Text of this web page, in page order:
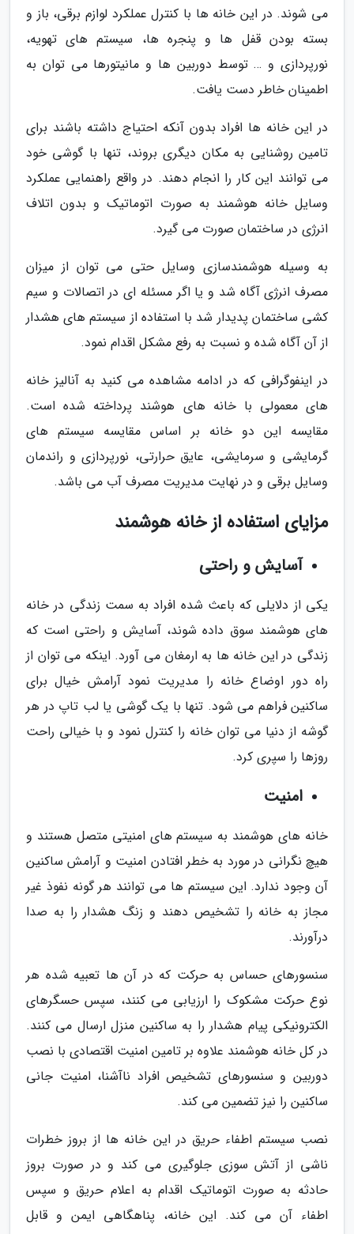
می شوند. در این خانه ها با کنترل عملکرد لوازم برقی، باز و
بسته بودن قفل ها و پنجره ها، سیستم های تهویه،
نورپردازی و … توسط دوربین ها و مانیتورها می توان به
اطمینان خاطر دست یافت.
در این خانه ها افراد بدون آنکه احتیاج داشته باشند برای
تامین روشنایی به مکان دیگری بروند، تنها با گوشی خود
می توانند این کار را انجام دهند. در واقع راهنمایی عملکرد
وسایل خانه هوشمند به صورت اتوماتیک و بدون اتلاف
انرژی در ساختمان صورت می گیرد.
به وسیله هوشمندسازی وسایل حتی می توان از میزان
مصرف انرژی آگاه شد و یا اگر مسئله ای در اتصالات و سیم
کشی ساختمان پدیدار شد با استفاده از سیستم های هشدار
از آن آگاه شده و نسبت به رفع مشکل اقدام نمود.
در اینفوگرافی که در ادامه مشاهده می کنید به آنالیز خانه
های معمولی با خانه های هوشند پرداخته شده است.
مقایسه این دو خانه بر اساس مقایسه سیستم های
گرمایشی و سرمایشی، عایق حرارتی، نورپردازی و راندمان
وسایل برقی و در نهایت مدیریت مصرف آب می باشد.
مزایای استفاده از خانه هوشمند
آسایش و راحتی
یکی از دلایلی که باعث شده افراد به سمت زندگی در خانه
های هوشمند سوق داده شوند، آسایش و راحتی است که
زندگی در این خانه ها به ارمغان می آورد. اینکه می توان از
راه دور اوضاع خانه را مدیریت نمود آرامش خیال برای
ساکنین فراهم می شود. تنها با یک گوشی یا لب تاپ در هر
گوشه از دنیا می توان خانه را کنترل نمود و با خیالی راحت
روزها را سپری کرد.
امنیت
خانه های هوشمند به سیستم های امنیتی متصل هستند و
هیچ نگرانی در مورد به خطر افتادن امنیت و آرامش ساکنین
آن وجود ندارد. این سیستم ها می توانند هر گونه نفوذ غیر
مجاز به خانه را تشخیص دهند و زنگ هشدار را به صدا
درآورند.
سنسورهای حساس به حرکت که در آن ها تعبیه شده هر
نوع حرکت مشکوک را ارزیابی می کنند، سپس حسگرهای
الکترونیکی پیام هشدار را به ساکنین منزل ارسال می کنند.
در کل خانه هوشمند علاوه بر تامین امنیت اقتصادی با نصب
دوربین و سنسورهای تشخیص افراد ناآشنا، امنیت جانی
ساکنین را نیز تضمین می کند.
نصب سیستم اطفاء حریق در این خانه ها از بروز خطرات
ناشی از آتش سوزی جلوگیری می کند و در صورت بروز
حادثه به صورت اتوماتیک اقدام به اعلام حریق و سپس
اطفاء آن می کند. این خانه، پناهگاهی ایمن و قابل